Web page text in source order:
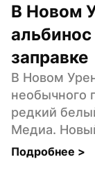
В Новом
заправке
В Новом
необычного
редкий
Медиа.
Подробнее >